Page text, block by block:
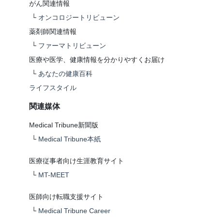
がん関連情報
└ オンコロジートリビューン
薬剤師関連情報
└ ファーマトリビューン
医療や医学、健康情報を分かりやすくお届け
└ あなたの健康百科
ライフスタイル
関連媒体
Medical Tribune新聞版
└ Medical Tribune本紙
医療従事者向け生涯教育サイト
└ MT-MEET
医師向け転職支援サイト
└ Medical Tribune Career